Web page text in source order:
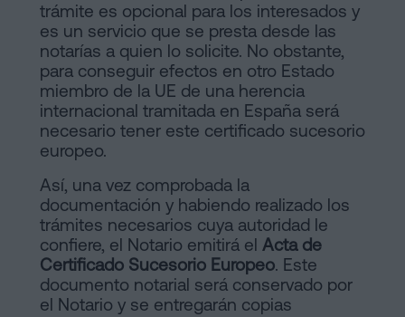
trámite es opcional para los interesados y
es un servicio que se presta desde las
notarías a quien lo solicite. No obstante,
para conseguir efectos en otro Estado
miembro de la UE de una herencia
internacional tramitada en España será
necesario tener este certificado sucesorio
europeo.
Así, una vez comprobada la
documentación y habiendo realizado los
trámites necesarios cuya autoridad le
confiere, el Notario emitirá el Acta de
Certificado Sucesorio Europeo. Este
documento notarial será conservado por
el Notario y se entregarán copias